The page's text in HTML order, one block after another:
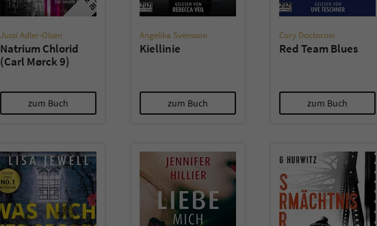
Jussi Adler-Olsen
Natrium Chlorid
(Carl Mørck 9)
zum Buch
Angelika Svensson
Kiellinie
zum Buch
Cory Doctorow
Red Team Blues
zum Buch
tx_pwcomments_ahash
1 Jahr
fe_typo_user
Literatur-Couch Medien GmbH & Co. KG